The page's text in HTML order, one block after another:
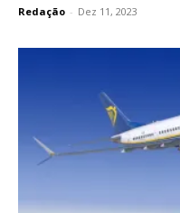
Redação - Dez 11, 2023